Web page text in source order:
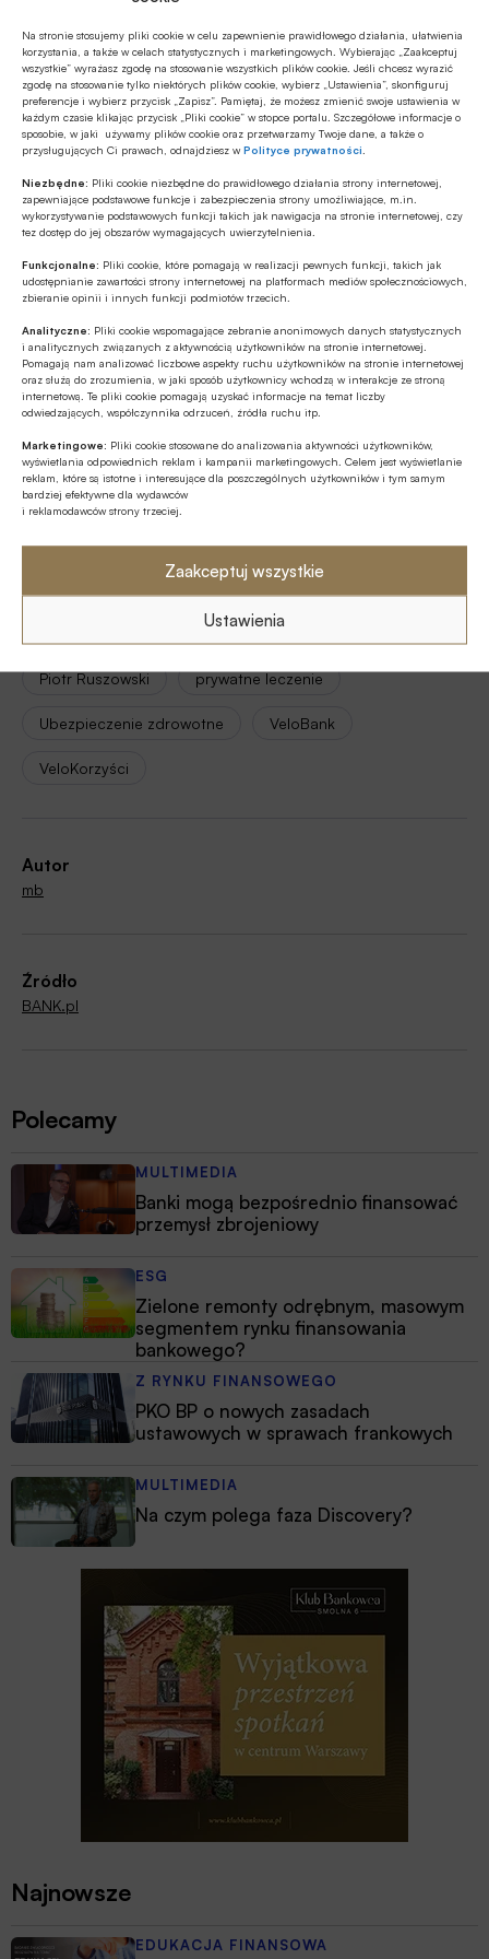
Na stronie stosujemy pliki cookie w celu zapewnienie prawidłowego działania, ułatwienia
korzystania, a także w celach statystycznych i marketingowych. Wybierając „Zaakceptuj
wszystkie” wyrażasz zgodę na stosowanie wszystkich plików cookie. Jeśli chcesz wyrazić
zgodę na stosowanie tylko niektórych plików cookie, wybierz „Ustawienia”, skonfiguruj
preferencje i wybierz przycisk „Zapisz”. Pamiętaj, że możesz zmienić swoje ustawienia w
każdym czasie klikając przycisk „Pliki cookie” w stopce portalu. Szczegółowe informacje o
sposobie, w jaki używamy plików cookie oraz przetwarzamy Twoje dane, a także o
przysługujących Ci prawach, odnajdziesz wPolityce prywatności
Niezbędne: Pliki cookie niezbędne do prawidłowego działania strony internetowej,
zapewniające podstawowe funkcje i zabezpieczenia strony umożliwiające, m.in.
wykorzystywanie podstawowych funkcji takich jak nawigacja na stronie internetowej, czy
tez dostęp do jej obszarów wymagających uwierzytelnienia.
Funkcjonalne: Pliki cookie, które pomagają w realizacji pewnych funkcji, takich jak
udostępnianie zawartości strony internetowej na platformach mediów społecznościowych,
zbieranie opinii i innych funkcji podmiotów trzecich.
Analityczne: Pliki cookie wspomagające zebranie anonimowych danych statystycznych
i analitycznych związanych z aktywnością użytkowników na stronie internetowej.
Pomagają nam analizować liczbowe aspekty ruchu użytkowników na stronie internetowej
oraz służą do zrozumienia, w jaki sposób użytkownicy wchodzą w interakcje ze stroną
internetową. Te pliki cookie pomagają uzyskać informacje na temat liczby
odwiedzających, współczynnika odrzuceń, źródła ruchu itp.
Marketingowe: Pliki cookie stosowane do analizowania aktywności użytkowników,
wyświetlania odpowiednich reklam i kampanii marketingowych. Celem jest wyświetlanie
reklam, które są istotne i interesujące dla poszczególnych użytkowników i tym samym
bardziej efektywne dla wydawców
i reklamodawców strony trzeciej.
Zaakceptuj wszystkie
Ustawienia
jego aktywność.
Poza Pakietem Medycznym użytkownicy mogą
liczyć na szereg innych, równie atrakcyjnych
benefitów. W najwyższym poziomie programu
ubezpieczenie komunikacyjne OC/AC.
Źródło: VeloBank
Udostępnij
Tagi
Allianz Partners
Piotr Ruszowski prywatne leczenie
Ubezpieczenie zdrowotne VeloBank
VeloKorzyści
Autor
mb
Źródło
BANK.pl
Polecamy
MULTIMEDIA
Banki mogą bezpośrednio finansować
przemysł zbrojeniowy
ESG
Zielone remonty odrębnym, masowym
segmentem rynku finansowania
bankowego?
Z RYNKU FINANSOWEGO
PKO BP o nowych zasadach
ustawowych w sprawach frankowych
MULTIMEDIA
Na czym polega faza Discovery?
Najnowsze
EDUKACJA FINANSOWA